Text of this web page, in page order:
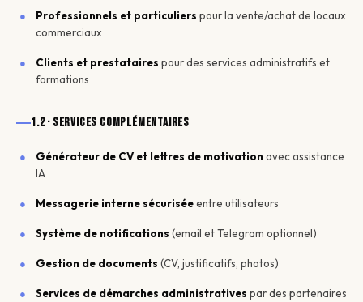
Professionnels et particuliers pour la vente/achat de locaux
commerciaux
Clients et prestataires pour des services administratifs et
formations
1.2 · Services complémentaires
Générateur de CV et lettres de motivation avec assistance
IA
Messagerie interne sécuriséeentre utilisateurs
Système de notifications (email et Telegram optionnel)
Gestion de documents (CV, justificatifs, photos)
Services de démarches administratives par des partenaires